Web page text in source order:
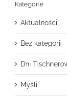
Kategorie
Aktualności
Bez kategorii
Dni
Myśli